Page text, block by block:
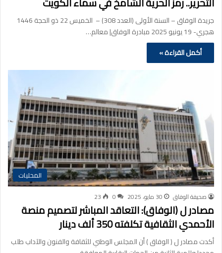
جريدة الوفاق – السنة الأولى (العدد 308) – الخميس 22 ذو الحجة 1446
هجري- 19 يونيو 2025 مبادرة الوفاق| معالم…
أكمل القراءة »
المحليات
صحيفة الوفاق 30 مايو، 2025 0
23
مصادر ل (الوفاق): التعاقد المباشر لتصميم منصة
الأحمدي الثقافية تكلفته 350 ألف دينار
أكدت مصادر ل ( الوفاق ) أن المجلس الوطني للثقافة والفنون والآداب طلب